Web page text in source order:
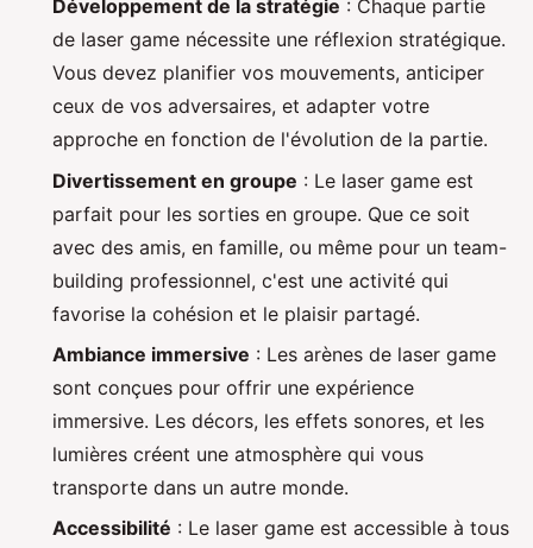
Développement de la stratégie : Chaque partie
de laser game nécessite une réflexion stratégique.
Vous devez planifier vos mouvements, anticiper
ceux de vos adversaires, et adapter votre
approche en fonction de l'évolution de la partie.
Divertissement en groupe : Le laser game est
parfait pour les sorties en groupe. Que ce soit
avec des amis, en famille, ou même pour un team-
building professionnel, c'est une activité qui
favorise la cohésion et le plaisir partagé.
Ambiance immersive : Les arènes de laser game
sont conçues pour offrir une expérience
immersive. Les décors, les effets sonores, et les
lumières créent une atmosphère qui vous
transporte dans un autre monde.
Accessibilité : Le laser game est accessible à tous